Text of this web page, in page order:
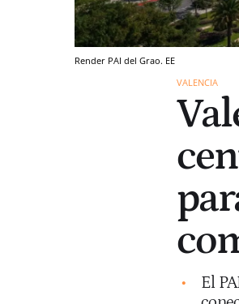
Render PAI del Grao. EE
VALENCIA
El